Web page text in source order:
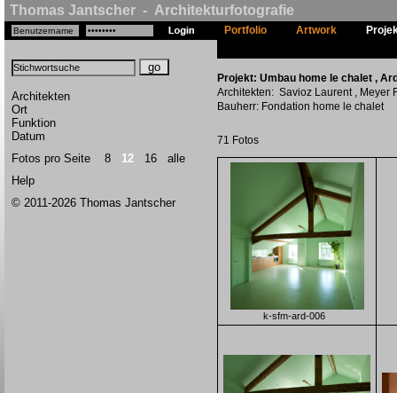
Thomas Jantscher - Architekturfotografie
Architekten
Ort
Funktion
Datum
Fotos pro Seite 8 12 16
alle
Help
© 2011-2026 Thomas Jantscher
Portfolio Artwork
Projekt: Umbau home le chalet ,
Architekten: Savioz Laurent , Meyer
Bauherr: Fondation home le chalet
71 Fotos
k-sfm-ard-006